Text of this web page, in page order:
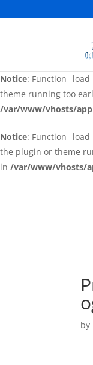
Notice: Function
the plugin or theme
/var/www/vhosts/
Notice: Function
theme running too
/var/www/vhosts/
Notice: Function
the plugin or theme
in /var/www/vhosts/
by